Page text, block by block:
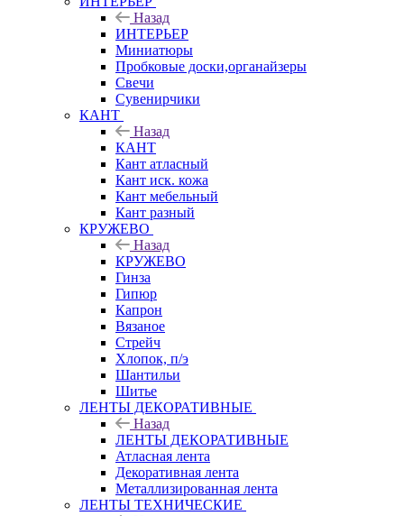
Назад
ИНТЕРЬЕР
Миниатюры
Пробковые доски,органайзеры
Свечи
Сувенирчики
КАНТ
Назад
КАНТ
Кант атласный
Кант иск. кожа
Кант мебельный
Кант разный
КРУЖЕВО
Назад
КРУЖЕВО
Гинза
Гипюр
Капрон
Вязаное
Стрейч
Хлопок, п/э
Шантильи
Шитье
ЛЕНТЫ ДЕКОРАТИВНЫЕ
Назад
ЛЕНТЫ ДЕКОРАТИВНЫЕ
Атласная лента
Декоративная лента
Металлизированная лента
ЛЕНТЫ ТЕХНИЧЕСКИЕ